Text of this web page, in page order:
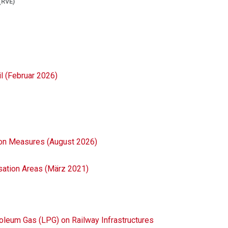
(Februar 2026)
Measures (August 2026)
Areas (März 2021)
Gas (LPG) on Railway Infrastructures